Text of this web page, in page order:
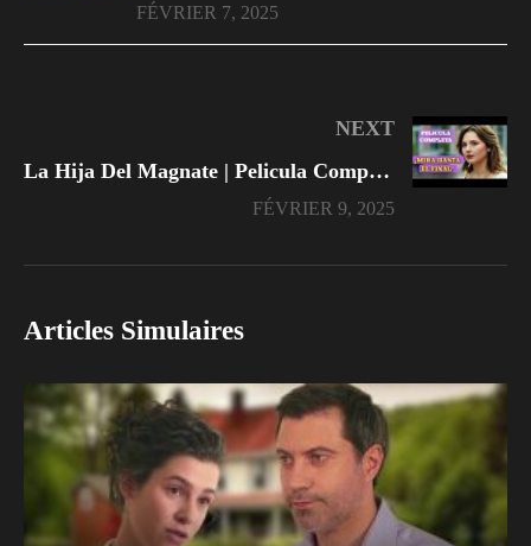
FÉVRIER 7, 2025
NEXT
La Hija Del Magnate | Pelicula Completa En Español Latino
FÉVRIER 9, 2025
Articles Simulaires